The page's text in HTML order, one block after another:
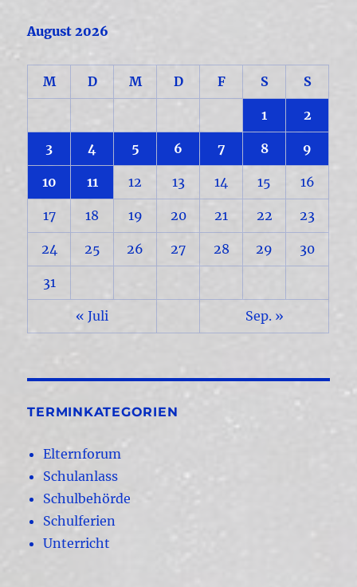
August 2026
M D M D F S S
1 2
3 4 5 6 7 8 9
10 11 12 13 14 15 16
17 18 19 20 21 22 23
24 25 26 27 28 29 30
31
« Juli Sep. »
TERMINKATEGORIEN
Elternforum
Schulanlass
Schulbehörde
Schulferien
Unterricht